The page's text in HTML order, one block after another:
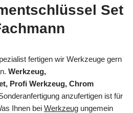
Set
fertigen wir Werkzeuge gern
Werkzeug,
Profi Werkzeug, Chrom
anzufertigen ist für
Ihnen bei Werkzeug ungemein